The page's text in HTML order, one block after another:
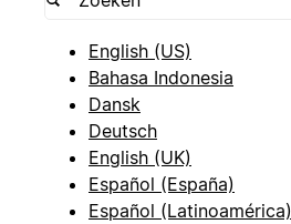
English (US)
Bahasa Indonesia
Dansk
Deutsch
English (UK)
Español (España)
Español (Latinoamérica)